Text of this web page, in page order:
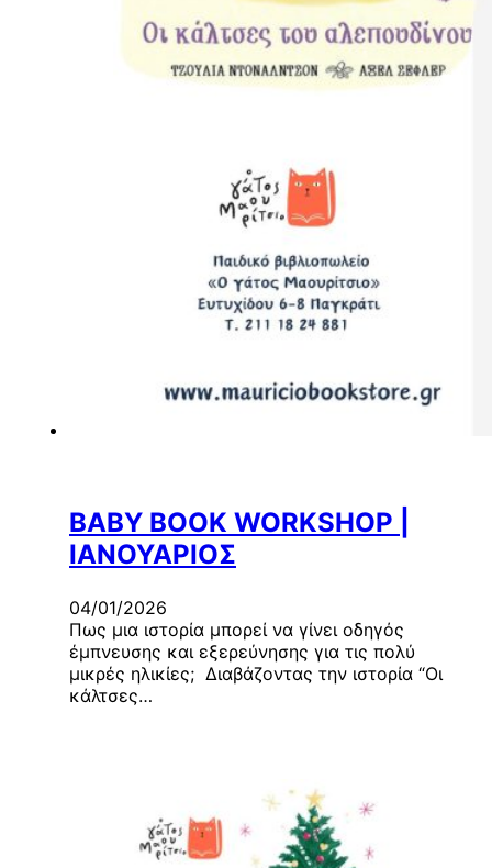
BABY BOOK WORKSHOP |
ΙΑΝΟΥΑΡΙΟΣ
04/01/2026
Πως μια ιστορία μπορεί να γίνει οδηγός
έμπνευσης και εξερεύνησης για τις πολύ
μικρές ηλικίες; Διαβάζοντας την ιστορία “Οι
κάλτσες…